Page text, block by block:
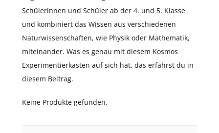
Schülerinnen und Schüler ab der 4. und 5. Klasse
und kombiniert das Wissen aus verschiedenen
Naturwissenschaften, wie Physik oder Mathematik,
miteinander. Was es genau mit diesem Kosmos
Experimentierkasten auf sich hat, das erfährst du in
diesem Beitrag.
Keine Produkte gefunden.